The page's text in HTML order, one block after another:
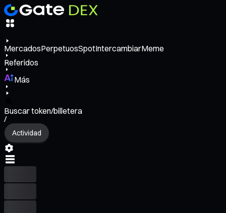
MercadosPerpetuosSpotIntercambiarMeme
Referidos
Más
Buscar token/billetera
/
Actividad